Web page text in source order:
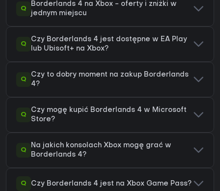
Q
Borderlands 4 na Xbox - oferty i zniżki w
jednym miejscu
Q
Czy Borderlands 4 jest dostępne w EA Play
lub Ubisoft+ na Xbox?
Q
Czy to dobry moment na zakup Borderlands
4?
Q
Czy mogę kupić Borderlands 4 w Microsoft
Store?
Q
Na jakich konsolach Xbox mogę grać w
Borderlands 4?
Q Czy Borderlands 4 jest na Xbox Game Pass?